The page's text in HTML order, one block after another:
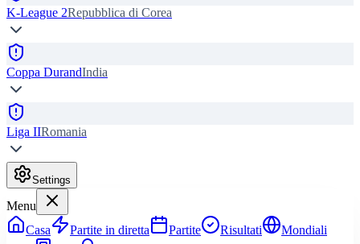
K-League 2Repubblica di Corea
Coppa DurandIndia
Liga IIRomania
Settings
Menu
Casa
Partite in diretta Partite Risultati
Mondiali